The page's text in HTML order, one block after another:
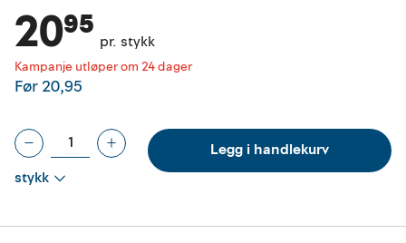
Kampanje utløper om 24 dager
20⁹⁵ pr. stykk
Før 20,95
stykk
Legg i handlekurv